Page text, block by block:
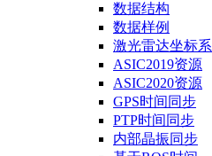
数据结构
数据样例
激光雷达坐标系
ASIC2019资源
ASIC2020资源
GPS时间同步
PTP时间同步
内部晶振同步